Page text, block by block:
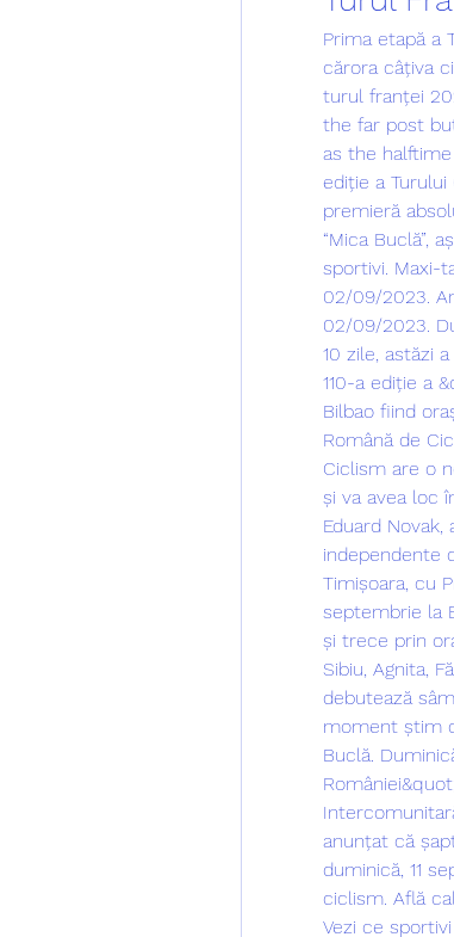
Prima etapă a
cărora câțiva
turul franței
the far post
as the
ediție a
premieră
“Mica Buclă”,
sportivi. Maxi-
02/09/2023.
02/09/2023.
10 zile, astăzi
110-a ediție a
Bilbao fiind
Română de
Ciclism are o
și va avea loc
Eduard
independente
Timișoara, cu
septembrie la
și trece prin
Sibiu, Agnita,
debutează
moment știm
Buclă.
anunțat că
duminică, 11
ciclism. Află
Vezi ce